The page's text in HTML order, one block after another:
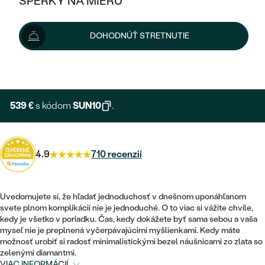
KOMBINOVANÉ ZLATO
PODĽA ŠTÝLU
BEZ KAMEŇA
VYKROJENÉ
NETRADIČNÉ
TEPANÉ
POSTRANNÉ DRAHOKAMY
HALO
VINTAGE
OBRÚČOK
NETRADIČNÉ
ZOSTAVTE SI PRSTEŇ
ZAČAŤ S PRSTEŇOM
VÝPREDAJ
ŠPERKY ČO POMÁHAJÚ
PODĽA TYPU
PRSTENE
PRÍVESKY
NÁRAMKY
SETY
PÁNSKE ŠPERKY
PLATINOVÉ
NAPICHOVACIE
MINIMALISTICKÉ
SOLITÉR
V TVARE SRDCA
ZLATÉ
STRIEBORNÉ
SOLITÉR
NARODENIE DIEŤAŤA
PERSONALIZOVANÉ
SO ZNAMENÍM ZVEROKRUHU
MINIMALISTICKÉ
VÝPREDAJ
ZLATÉ
PLATINOVÉ
ETERNITY
MINIMALISTICKÉ
DOHODNÚŤ STRETNUTIE
599 €
Šperk vám doručíme do 3 - 4 týždňov. Možnosti doručenia
539 €s kódom SUN10 .
4.9 710 recenzií
Uvedomujete si, že hľadať jednoduchosť v dnešnom uponáhľanom
svete plnom komplikácií nie je jednoduché. O to viac si vážite chvíle,
kedy je všetko v poriadku. Čas, kedy dokážete byť sama sebou a vaša
myseľ nie je preplnená vyčerpávajúcimi myšlienkami. Kedy máte
možnosť urobiť si radosť minimalistickými bezel náušnicami zo zlata so
zelenými diamantmi.